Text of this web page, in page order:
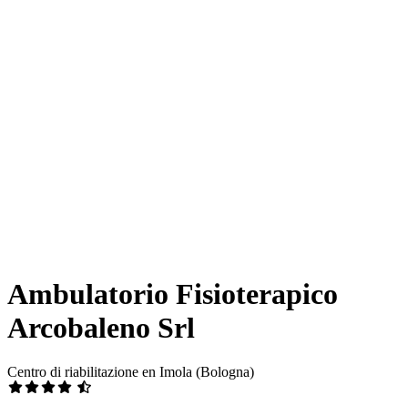
Ambulatorio Fisioterapico
Arcobaleno Srl
Centro di riabilitazione en Imola (Bologna)